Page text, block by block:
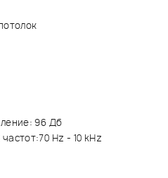
96 Дб
Hz - 10 kHz